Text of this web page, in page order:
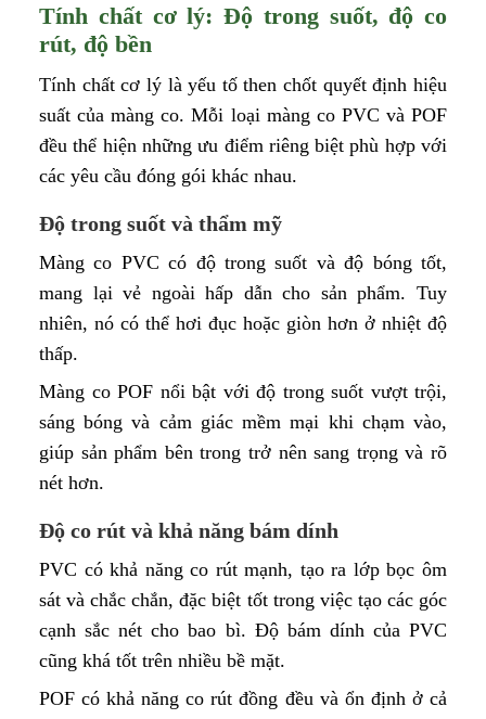
Tính chất cơ lý: Độ trong suốt, độ co
rút, độ bền
Tính chất cơ lý là yếu tố then chốt quyết định hiệu
suất của màng co. Mỗi loại màng co PVC và POF
đều thể hiện những ưu điểm riêng biệt phù hợp với
các yêu cầu đóng gói khác nhau.
Độ trong suốt và thẩm mỹ
Màng co PVC có độ trong suốt và độ bóng tốt,
mang lại vẻ ngoài hấp dẫn cho sản phẩm. Tuy
nhiên, nó có thể hơi đục hoặc giòn hơn ở nhiệt độ
thấp.
Màng co POF nổi bật với độ trong suốt vượt trội,
sáng bóng và cảm giác mềm mại khi chạm vào,
giúp sản phẩm bên trong trở nên sang trọng và rõ
nét hơn.
Độ co rút và khả năng bám dính
PVC có khả năng co rút mạnh, tạo ra lớp bọc ôm
sát và chắc chắn, đặc biệt tốt trong việc tạo các góc
cạnh sắc nét cho bao bì. Độ bám dính của PVC
cũng khá tốt trên nhiều bề mặt.
POF có khả năng co rút đồng đều và ổn định ở cả